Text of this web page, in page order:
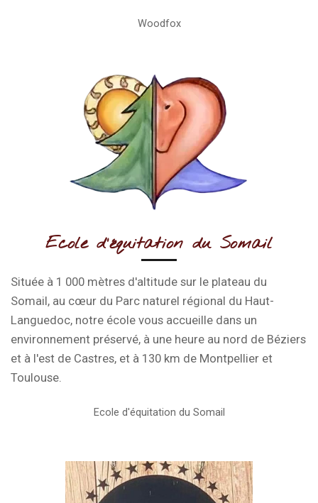
Woodfox
Ecole d'équitation du Somail
Située à 1 000 mètres d'altitude sur le plateau du
Somail , au cœur du Parc naturel régional du Haut-
Languedoc, notre école vous accueille dans un
environnement préservé, à une heure au nord de Béziers
et à l'est de Castres, et à 130 km de Montpellier et
Toulouse.
Ecole d'équitation du Somail